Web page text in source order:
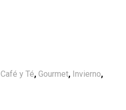
Café y Té, Gourmet, Invierno,